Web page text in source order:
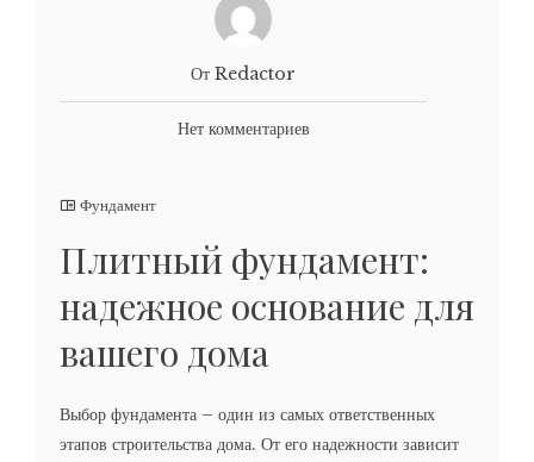
От Redactor
Нет комментариев
Фундамент
Плитный фундамент:
надежное основание для
вашего дома
Выбор фундамента – один из самых ответственных
этапов строительства дома. От его надежности зависит